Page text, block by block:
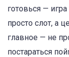
готовься —
просто слот, а
главное — не
постараться